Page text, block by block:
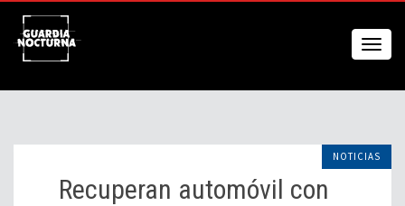
NOTICIAS
Recuperan automóvil con